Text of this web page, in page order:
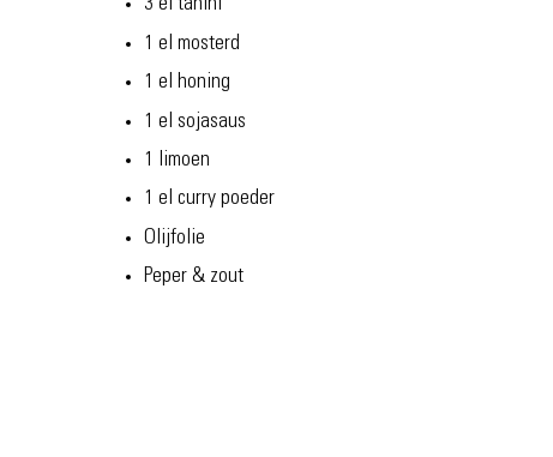
3 el tahini
1 el mosterd
1 el honing
1 el sojasaus
1 limoen
1 el curry poeder
Olijfolie
Peper & zout